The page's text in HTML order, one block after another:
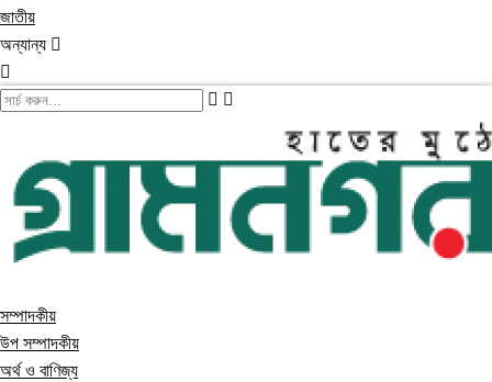
জাতীয়
অন্যান্য
সম্পাদকীয়
উপ সম্পাদকীয়
অর্থ ও বাণিজ্য